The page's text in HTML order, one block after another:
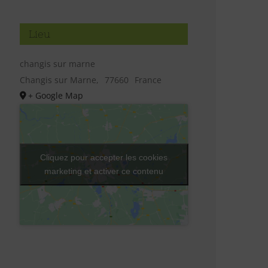
Lieu
changis sur marne
Changis sur Marne, 77660
France
+ Google Map
Cliquez pour accepter les cookies
marketing et activer ce contenu